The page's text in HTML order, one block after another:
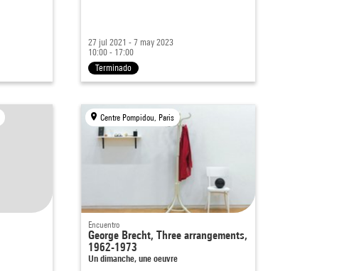
27 jul 2021 - 7 may 2023
10:00 - 17:00
Terminado
Centre Pompidou, Paris
Encuentro
George Brecht, Three arrangements,
1962-1973
Un dimanche, une oeuvre